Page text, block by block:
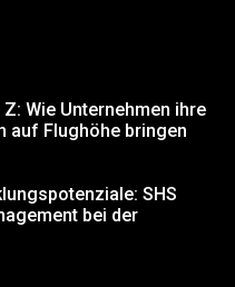
Wie Unternehmen ihre
auf Flughöhe bringen
SHS
bei der